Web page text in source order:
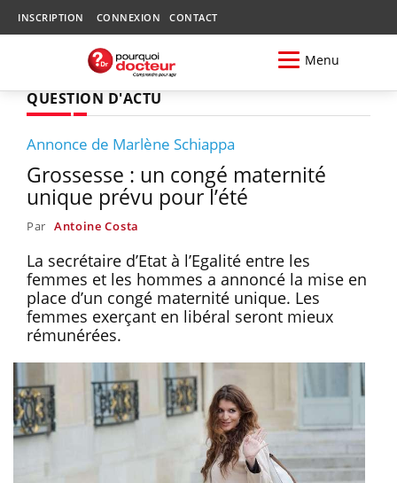
INSCRIPTION CONNEXION CONTACT
Menu
QUESTION D'ACTU
Annonce de Marlène Schiappa
Grossesse : un congé maternité
unique prévu pour l’été
Par Antoine Costa
La secrétaire d’Etat à l’Egalité entre les
femmes et les hommes a annoncé la mise en
place d’un congé maternité unique. Les
femmes exerçant en libéral seront mieux
rémunérées.